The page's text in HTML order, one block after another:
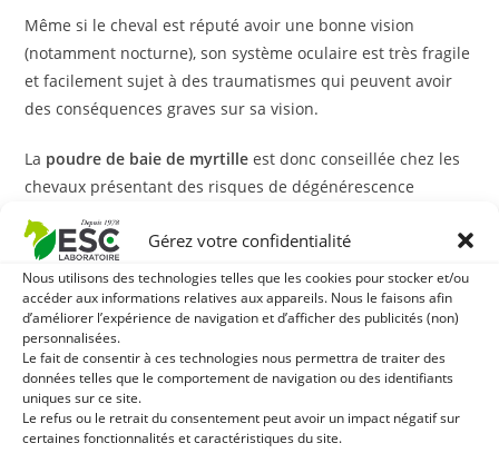
Gérez votre confidentialité
Nous utilisons des technologies telles que les cookies pour stocker et/ou
accéder aux informations relatives aux appareils. Nous le faisons afin
d’améliorer l’expérience de navigation et d’afficher des publicités (non)
personnalisées.
Le fait de consentir à ces technologies nous permettra de traiter des
données telles que le comportement de navigation ou des identifiants
uniques sur ce site.
Le refus ou le retrait du consentement peut avoir un impact négatif sur
certaines fonctionnalités et caractéristiques du site.
Même si le cheval est réputé avoir une bonne vision
(notamment nocturne), son système oculaire est très fragile
et facilement sujet à des traumatismes qui peuvent avoir
des conséquences graves sur sa vision.
La poudre de baie de myrtille est donc conseillée chez les
chevaux présentant des risques de dégénérescence
(chevaux âgés) ou de fatigue oculaire.
Avec quoi l’associer ?
Pour le nettoyage quotidien des yeux, utilisez notreBlue
eye. Lotion de soin pour les yeux formulée par notre
laboratoire à base d’eaux florales.
ESC Laboratoire est une société pionnière en
phytothérapie équine. Nous sommes spécialisés